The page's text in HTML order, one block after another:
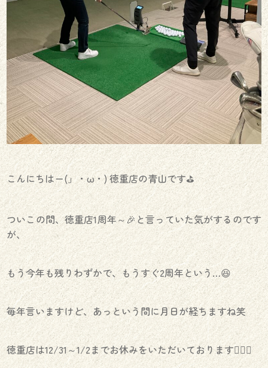
こんにちはー(」・ω・) 徳重店の青山です⛳️
ついこの間、徳重店1周年～🎉と言っていた気がするのです
が、
もう今年も残りわずかで、もうすぐ2周年という…😆
毎年言いますけど、あっという間に月日が経ちますね笑
徳重店は12/31～1/2までお休みをいただいております🙇🏻‍♀️